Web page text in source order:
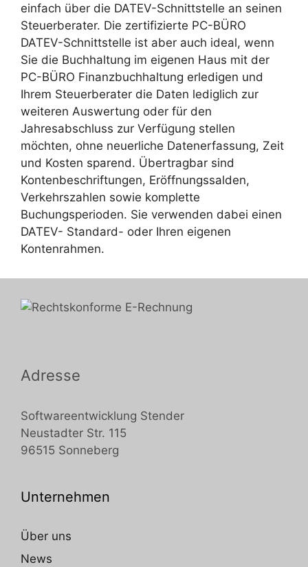
einfach über die DATEV-Schnittstelle an seinen
Steuerberater. Die zertifizierte PC-BÜRO
DATEV-Schnittstelle ist aber auch ideal, wenn
Sie die Buchhaltung im eigenen Haus mit der
PC-BÜRO Finanzbuchhaltung erledigen und
Ihrem Steuerberater die Daten lediglich zur
weiteren Auswertung oder für den
Jahresabschluss zur Verfügung stellen
möchten, ohne neuerliche Datenerfassung, Zeit
und Kosten sparend. Übertragbar sind
Kontenbeschriftungen, Eröffnungssalden,
Verkehrszahlen sowie komplette
Buchungsperioden. Sie verwenden dabei einen
DATEV- Standard- oder Ihren eigenen
Kontenrahmen.
Adresse
Softwareentwicklung Stender
Neustadter Str. 115
96515 Sonneberg
Unternehmen
Über uns
News